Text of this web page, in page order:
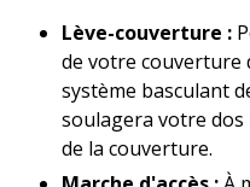
Lève-couverture :
de votre couverture
système basculant
soulagera votre
de la couverture.